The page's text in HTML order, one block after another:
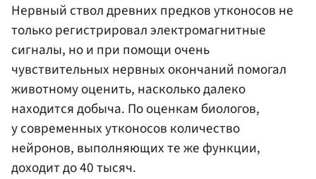
Нервный ствол древних предков утконосов не
только регистрировал электромагнитные
сигналы, но и при помощи очень
чувствительных нервных окончаний помогал
животному оценить, насколько далеко
находится добыча. По оценкам биологов,
у современных утконосов количество
нейронов, выполняющих те же функции,
доходит до 40 тысяч.